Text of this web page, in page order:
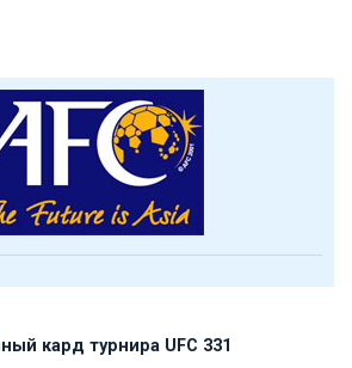
кард турнира UFC 331